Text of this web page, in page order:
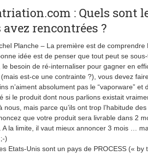
: Quels sont
avez rencontrées ?
Planche – La première est de comprendre
idée est de penser que tout peut se
le besoin de ré-internaliser pour gagner en
est-ce une contrainte ?), vous devez
n’aiment absolument pas le “vaporware”
si le produit dont nous parlions existait
nous, mais parce qu’ils ont trop l’habitude
que votre produit sera livrable dans 2
A la limite, il vaut mieux annoncer 3 mois …
)
Etats-Unis sont un pays de PROCESS («